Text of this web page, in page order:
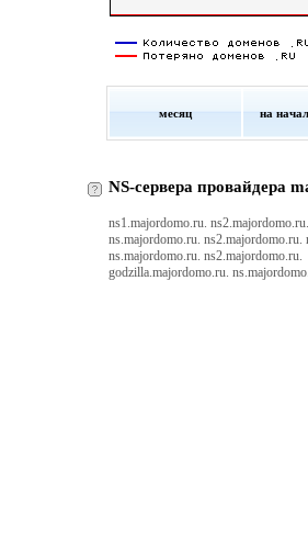
месяц на
NS-сервера провайдера
ns1.majordomo.ru. ns2.majordomo.ru.
ns.majordomo.ru. ns2.majordomo.ru.
ns.majordomo.ru. ns2.majordomo.ru.
godzilla.majordomo.ru.